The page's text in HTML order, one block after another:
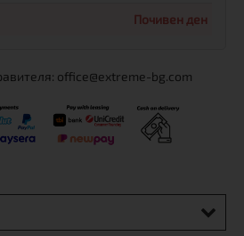
Почивен ден
office@extreme-bg.com